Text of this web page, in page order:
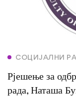
СОЦИЈАЛНИ
Рјешење за
рада, Наташа